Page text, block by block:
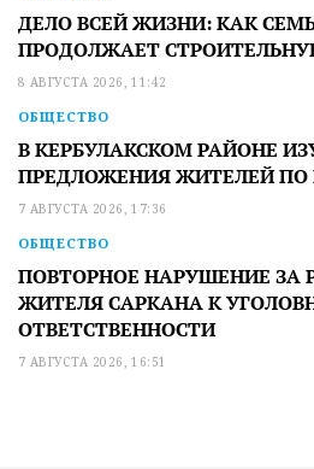
ДЕЛО ВСЕЙ ЖИЗНИ: КАК
ПРОДОЛЖАЕТ
8 АВГУСТА 2026, 11:42
ОБЩЕСТВО
В КЕРБУЛАКСКОМ РАЙОНЕ
ПРЕДЛОЖЕНИЯ ЖИТЕЛЕЙ ПО
7 АВГУСТА 2026, 17:36
ОБЩЕСТВО
ПОВТОРНОЕ НАРУШЕНИЕ ЗА
ЖИТЕЛЯ САРКАНА К
ОТВЕТСТВЕННОСТИ
7 АВГУСТА 2026, 16:51